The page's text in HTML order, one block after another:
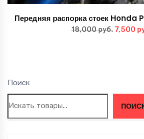
Поиск
Передняя распорка стоек Honda
18,000руб. 7,500